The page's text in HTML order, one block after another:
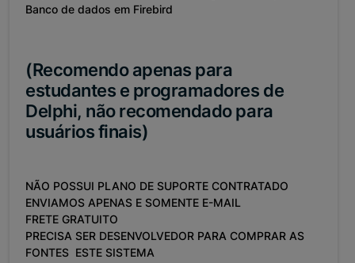
Banco de dados em Firebird
(Recomendo apenas para
estudantes e programadores de
Delphi, não recomendado para
usuários finais)
NÃO POSSUI PLANO DE SUPORTE CONTRATADO
ENVIAMOS APENAS E SOMENTE E-MAIL
FRETE GRATUITO
PRECISA SER DESENVOLVEDOR PARA COMPRAR AS
FONTES ESTE SISTEMA